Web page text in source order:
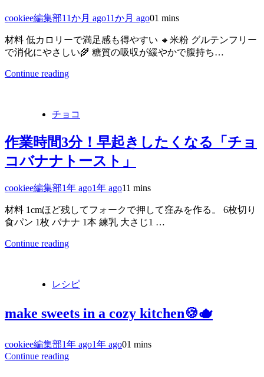
cookiee編集部11か月 ago11か月 ago01 mins
材料 低カロリーで満足感も得やすい 🔸米粉 グルテンフリー
で消化にやさしい🌾 糖質の吸収が緩やかで腹持ち…
Continue reading
チョコ
作業時間3分！早起きしたくなる「チョ
コバナナトースト」
cookiee編集部1年 ago1年 ago11 mins
材料 1cmほど残してフォークで押して窪みを作る。 6枚切り
食パン 1枚 バナナ 1本 練乳 大さじ1 …
Continue reading
レシピ
make sweets in a cozy kitchen🍪🫖
cookiee編集部1年 ago1年 ago01 mins
Continue reading